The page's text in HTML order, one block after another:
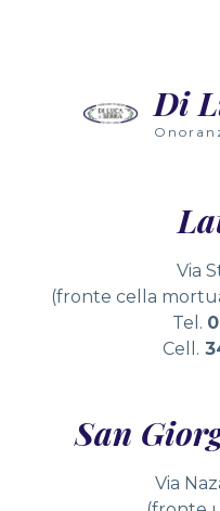
Di
Via
(fronte cella
Tel.
Cell.
San
Via